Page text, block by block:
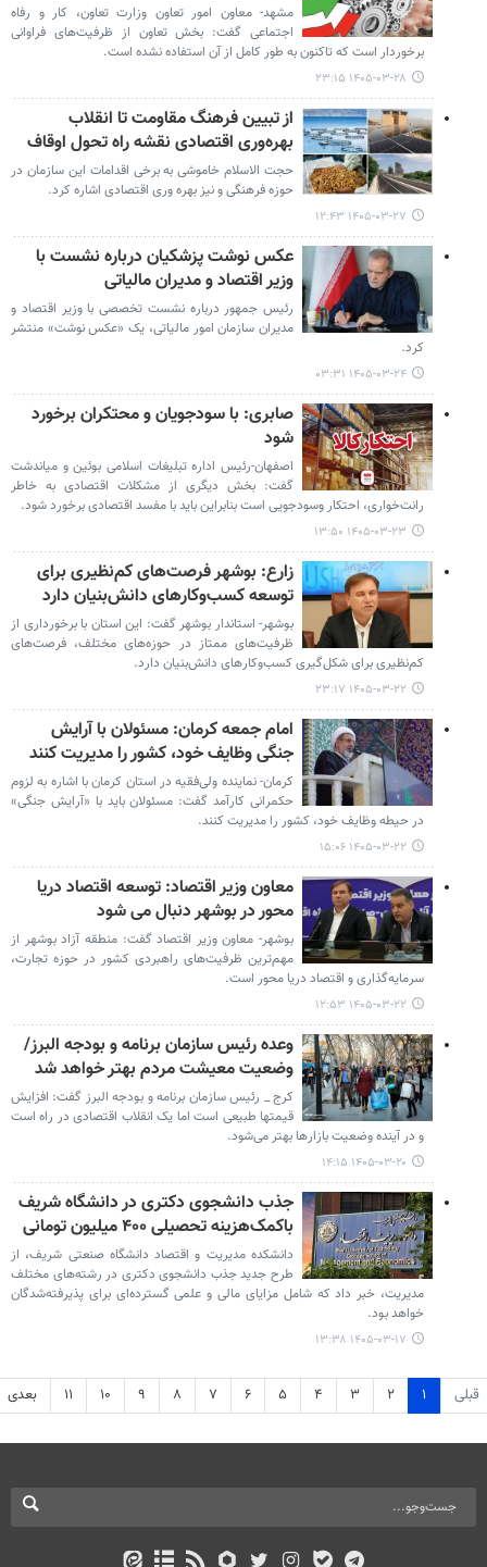
مشهد- معاون امور تعاون وزارت تعاون، کار و رفاه
اجتماعی‌ گفت: بخش تعاون از ظرفیت‌های فراوانی
برخوردار است که تاکنون به طور کامل از آن استفاده نشده است.
۱۴۰۵-۰۳-۲۸ ۲۳:۱۵
از تبیین فرهنگ مقاومت تا انقلاب
بهره‌وری اقتصادی نقشه راه تحول اوقاف
حجت الاسلام خاموشی به برخی اقدامات این سازمان در
حوزه فرهنگی و نیز بهره وری اقتصادی اشاره کرد.
۱۴۰۵-۰۳-۲۷ ۱۲:۴۳
عکس نوشت پزشکیان درباره نشست با
وزیر اقتصاد و مدیران مالیاتی
رئیس جمهور درباره نشست تخصصی با وزیر اقتصاد و
مدیران سازمان امور مالیاتی، یک «عکس نوشت» منتشر
کرد.
۱۴۰۵-۰۳-۲۴ ۰۳:۳۱
صابری: با سودجویان و محتکران برخورد
شود
اصفهان-رئیس اداره تبلیغات اسلامی بوئین و میاندشت
گفت: بخش دیگری از مشکلات اقتصادی به خاطر
رانت‌خواری، احتکار وسودجویی است بنابراین باید با مفسد اقتصادی برخورد شود.
۱۴۰۵-۰۳-۲۳ ۱۳:۵۰
زارع: بوشهر فرصت‌های کم‌نظیری برای
توسعه کسب‌وکارهای دانش‌بنیان دارد
بوشهر- استاندار بوشهر گفت: این استان با برخورداری از
ظرفیت‌های ممتاز در حوزه‌های مختلف، فرصت‌های
کم‌نظیری برای شکل‌گیری کسب‌وکارهای دانش‌بنیان دارد.
۱۴۰۵-۰۳-۲۲ ۲۳:۱۷
امام جمعه کرمان: مسئولان با آرایش
جنگی وظایف خود، کشور را مدیریت کنند
کرمان- نماینده ولی‌فقیه در استان کرمان با اشاره به لزوم
حکمرانی کارآمد گفت: مسئولان باید با «آرایش جنگی»
در حیطه وظایف خود، کشور را مدیریت کنند.
۱۴۰۵-۰۳-۲۲ ۱۵:۰۶
معاون وزیر اقتصاد: توسعه اقتصاد دریا
محور در بوشهر دنبال می شود
بوشهر- معاون وزیر اقتصاد گفت: منطقه آزاد بوشهر از
مهم‌ترین ظرفیت‌های راهبردی کشور در حوزه تجارت،
سرمایه‌گذاری و اقتصاد دریا محور است.
۱۴۰۵-۰۳-۲۲ ۱۲:۵۳
وعده رئیس سازمان برنامه و بودجه البرز/
وضعیت معیشت مردم بهتر خواهد شد
کرج _ رئیس سازمان برنامه و بودجه البرز گفت: افزایش
قیمتها طبیعی است اما یک انقلاب اقتصادی در راه است
و در آینده وضعیت بازارها بهتر می‌شود.
۱۴۰۵-۰۳-۲۰ ۱۴:۱۵
جذب دانشجوی دکتری در دانشگاه شریف
باکمک‌هزینه تحصیلی ۴۰۰ میلیون تومانی
دانشکده مدیریت و اقتصاد دانشگاه صنعتی شریف، از
طرح جدید جذب دانشجوی دکتری در رشته‌های مختلف
مدیریت، خبر داد که شامل مزایای مالی و علمی گسترده‌ای برای پذیرفته‌شدگان
خواهد بود.
۱۴۰۵-۰۳-۱۷ ۱۳:۳۸
قبلی ۱ ۲ ۳ ۴ ۵ ۶ ۷ ۸ ۹ ۱۰ ۱۱ بعدی